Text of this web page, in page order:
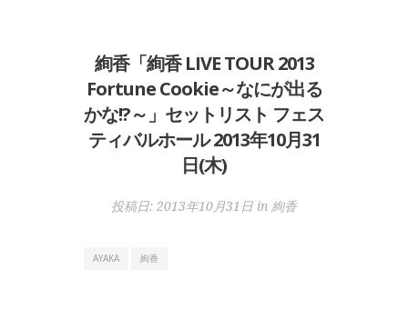
絢香「絢香 LIVE TOUR 2013
Fortune Cookie～なにが出る
かな!?～」セットリスト フェス
ティバルホール 2013年10月31
日(木)
投稿日: 2013年10月31日 in 絢香
AYAKA 絢香